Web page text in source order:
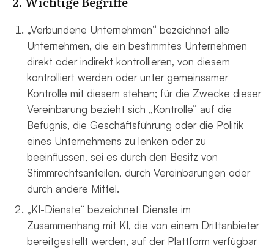
„Verbundene Unternehmen“ bezeichnet alle
Unternehmen, die ein bestimmtes Unternehmen
direkt oder indirekt kontrollieren, von diesem
kontrolliert werden oder unter gemeinsamer
Kontrolle mit diesem stehen; für die Zwecke dieser
Vereinbarung bezieht sich „Kontrolle“ auf die
Befugnis, die Geschäftsführung oder die Politik
eines Unternehmens zu lenken oder zu
beeinflussen, sei es durch den Besitz von
Stimmrechtsanteilen, durch Vereinbarungen oder
durch andere Mittel.
„KI-Dienste“ bezeichnet Dienste im
Zusammenhang mit KI, die von einem Drittanbieter
bereitgestellt werden, auf der Plattform verfügbar